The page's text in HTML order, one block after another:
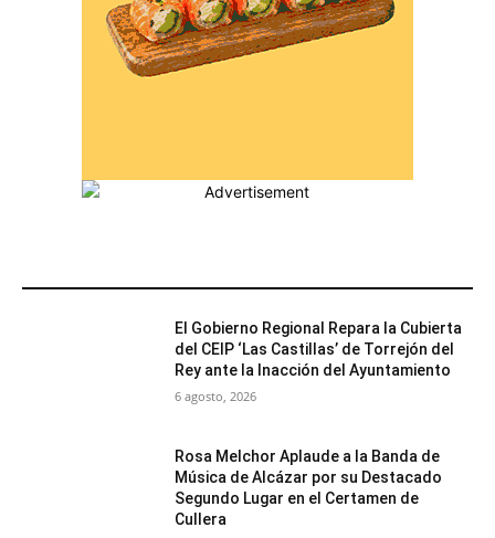
El Gobierno Regional Repara la Cubierta
del CEIP ‘Las Castillas’ de Torrejón del
Rey ante la Inacción del Ayuntamiento
6 agosto, 2026
Rosa Melchor Aplaude a la Banda de
Música de Alcázar por su Destacado
Segundo Lugar en el Certamen de
Cullera